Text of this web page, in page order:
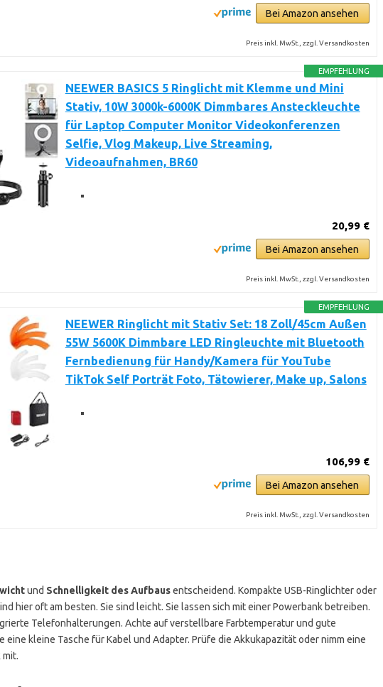
Bei Amazon ansehen
Preis inkl. MwSt., zzgl. Versandkosten
EMPFEHLUNG
NEEWER BASICS 5 Ringlicht mit Klemme und Mini
Stativ, 10W 3000k-6000K Dimmbares Ansteckleuchte
für Laptop Computer Monitor Videokonferenzen
Selfie, Vlog Makeup, Live Streaming,
Videoaufnahmen, BR60
20,99 €
Bei Amazon ansehen
Preis inkl. MwSt., zzgl. Versandkosten
EMPFEHLUNG
NEEWER Ringlicht mit Stativ Set: 18 Zoll/45cm Außen
55W 5600K Dimmbare LED Ringleuchte mit Bluetooth
Fernbedienung für Handy/Kamera für YouTube
TikTok Self Porträt Foto, Tätowierer, Make up, Salons
106,99 €
Bei Amazon ansehen
Preis inkl. MwSt., zzgl. Versandkosten
und Schnelligkeit des Aufbausentscheidend. Kompakte USB-Ringlichter oder
hier oft am besten. Sie sind leicht. Sie lassen sich mit einer Powerbank betreiben.
Telefonhalterungen. Achte auf verstellbare Farbtemperatur und gute
eine kleine Tasche für Kabel und Adapter. Prüfe die Akkukapazität oder nimm eine